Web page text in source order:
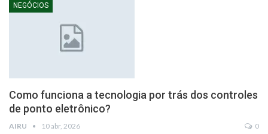
NEGÓCIOS
Como funciona a tecnologia por trás dos controles
de ponto eletrônico?
AIRU 10 abr, 2026 0